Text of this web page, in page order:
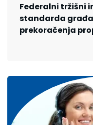
Federalni tržišni
standarda
prekoračenja